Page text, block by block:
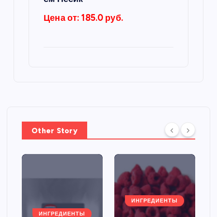
Цена от: 185.0 руб.
Other Story
ИНГРЕДИЕНТЫ
ИНГРЕДИЕНТЫ